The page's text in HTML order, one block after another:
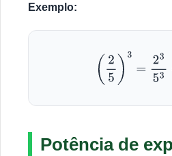
Exemplo:
(2 5 )3 353
Potência de